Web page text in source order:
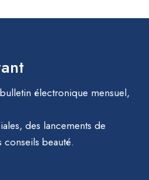
électronique mensuel,
des lancements de
conseils beauté.